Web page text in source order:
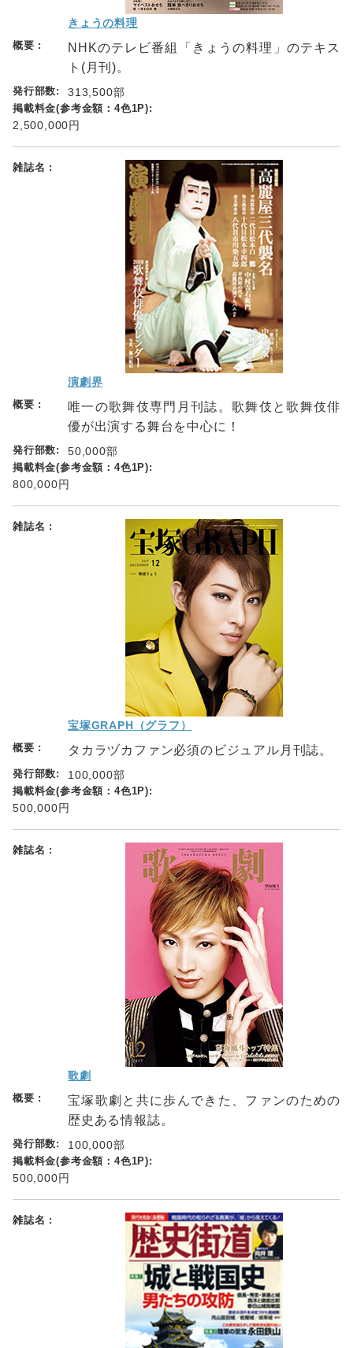
きょうの料理
NHKのテレビ番組「きょうの料理」のテキス
ト(月刊)。
313,500部
2,500,000円
演劇界
唯一の歌舞伎専門月刊誌。歌舞伎と歌舞伎俳
優が出演する舞台を中心に！
50,000部
800,000円
宝塚GRAPH（グラフ）
タカラヅカファン必須のビジュアル月刊誌。
100,000部
500,000円
歌劇
宝塚歌劇と共に歩んできた、ファンのための
歴史ある情報誌。
100,000部
500,000円